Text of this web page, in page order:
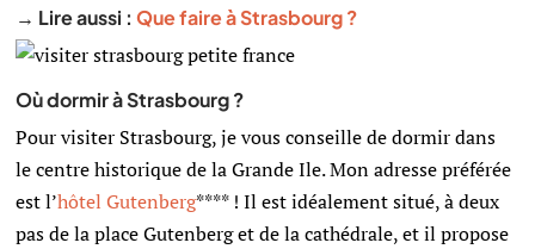
→ Lire aussi :Que faire à Strasbourg ?
Où dormir à Strasbourg ?
Pour visiter Strasbourg, je vous conseille de dormir dans
le centre historique de la Grande Ile. Mon adresse préférée
est l’hôtel Gutenberg**** ! Il est idéalement situé, à deux
pas de la place Gutenberg et de la cathédrale, et il propose